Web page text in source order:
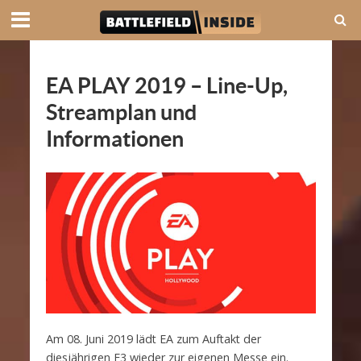
EA PLAY 2019 – Line-Up,
Streamplan und
Informationen
Am 08. Juni 2019 lädt EA zum Auftakt der
diesjährigen E3 wieder zur eigenen Messe ein.